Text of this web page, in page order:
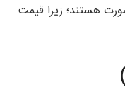
هستند؛ زیرا قیمت